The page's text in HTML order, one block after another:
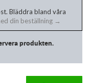
Bläddra bland våra
din beställning →
produkten.